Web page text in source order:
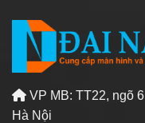
VP MB: TT22, ngõ
Hà Nội